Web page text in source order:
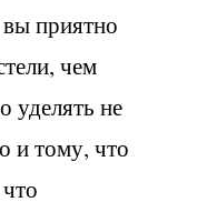
приятно
чем
уделять не
и тому, что